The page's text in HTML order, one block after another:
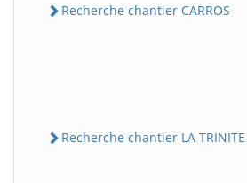
Recherche chantier CARROS
Recherche chantier LA TRINITE